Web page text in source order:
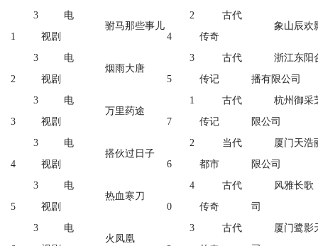
3
1
电
视剧
驸马那些事儿
2
4
古代
传奇
象山辰欢
3
2
电
视剧
烟雨大唐
3
5
古代
传记
浙江东阳
播有限公司
3
3
电
视剧
万里药途
1
7
古代
传记
杭州御采
限公司
3
4
电
视剧
搭伙过日子
2
6
当代
都市
厦门天浩
限公司
3
5
电
视剧
热血寒刀
4
0
古代
传奇
风雅长歌
司
3
电
火凤凰
3
古代
厦门鹭影